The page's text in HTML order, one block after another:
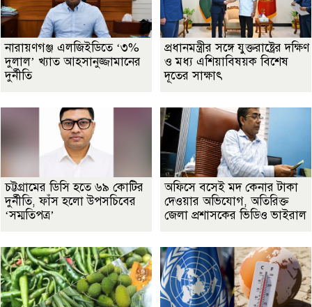
নারায়ণগঞ্জ এলজিইডিতে ‘৩%
দুলাল’ খ্যাত আহসানুজ্জামানের
দুর্নীতি
প্রধানমন্ত্রীর সঙ্গে যুক্তরাষ্ট্রের দক্ষিণ
ও মধ্য এশিয়াবিষয়ক বিশেষ
দূতের সাক্ষাৎ
চট্টগ্রামের ডিসি হতে ৬৯ কোটির
দুর্নীতি, ফাঁস হলো উপসচিবের
‘সম্মতিপত্র’
অফিসে বসেই মদ কেনার টাকা
দেওয়ার অভিযোগ, অতিরিক্ত
জেলা প্রশাসকের ভিডিও ভাইরাল